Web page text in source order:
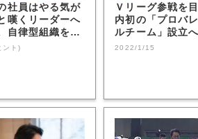
社員はやる気が
嘆くリーダーへ
自律型組織をつ
外せな...
ント)
Ｖリーグ参戦を
内初の「プロバ
ルチーム」設立
選手などの受け...
2022/1/15